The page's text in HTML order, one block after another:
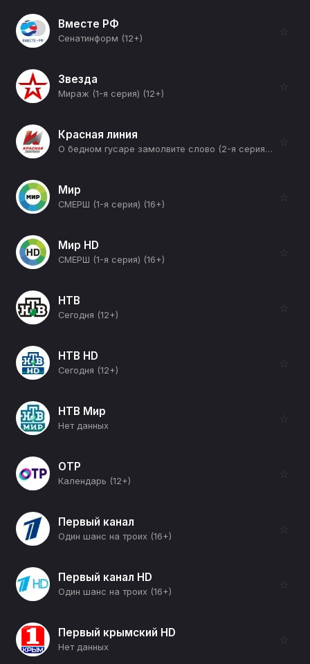
Вместе РФ
Сенатинформ (12+)
☆
Звезда
Мираж (1-я серия) (12+)
☆
Красная линия
О бедном гусаре замолвите слово (2-я серия) (12+)
☆
Мир
СМЕРШ (1-я серия) (16+)
☆
Мир HD
СМЕРШ (1-я серия) (16+)
☆
НТВ
Сегодня (12+)
☆
НТВ HD
Сегодня (12+)
☆
НТВ Мир
Нет данных
☆
ОТР
Календарь (12+)
☆
Первый канал
Один шанс на троих (16+)
☆
Первый канал HD
Один шанс на троих (16+)
☆
Первый крымский HD
Нет данных
☆